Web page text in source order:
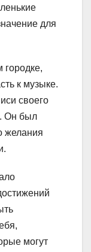
для
городке,
к музыке.
своего
Он был
желания
могут